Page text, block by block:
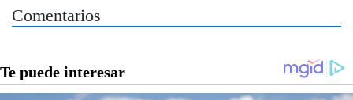
Comentarios